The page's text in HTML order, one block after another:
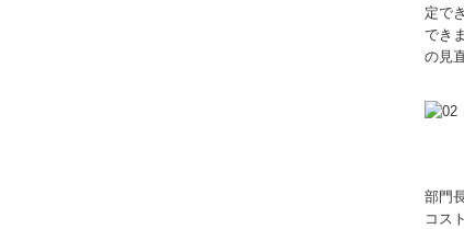
定で
でき
の見
部門
コス